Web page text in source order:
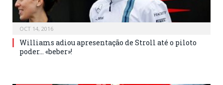
OCT 14, 2016
Williams adiou apresentação de Stroll até o piloto
poder… «beber»!